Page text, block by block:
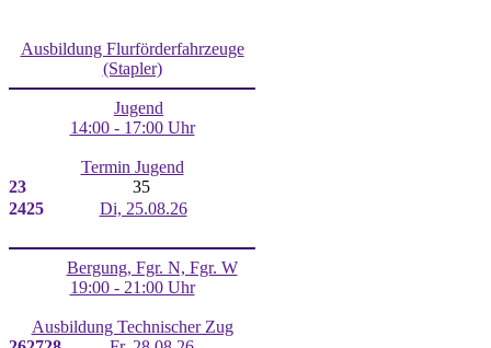
Ausbildung Flurförderfahrzeuge
(Stapler)
Jugend
14:00 - 17:00 Uhr
Termin Jugend
23
35
2425 Di, 25.08.26
Bergung, Fgr. N, Fgr. W
19:00 - 21:00 Uhr
Ausbildung Technischer Zug